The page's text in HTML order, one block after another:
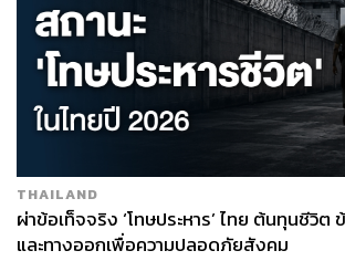
THAILAND
ผ่าข้อเท็จจริง ‘โทษประหาร’ ไทย ต้นทุนชีวิต
และทางออกเพื่อความปลอดภัยสังคม